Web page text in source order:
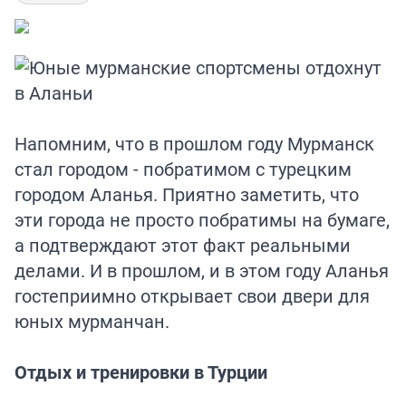
Напомним, что в прошлом году Мурманск
стал городом - побратимом с турецким
городом Аланья. Приятно заметить, что
эти города не просто побратимы на бумаге,
а подтверждают этот факт реальными
делами. И в прошлом, и в этом году Аланья
гостеприимно открывает свои двери для
юных мурманчан.
Отдых и тренировки в Турции